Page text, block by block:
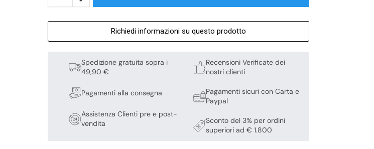
Richiedi informazioni su questo prodotto
Spedizione gratuita sopra i
49,90 €
Pagamenti alla consegna
Assistenza Clienti pre e post-
vendita
Recensioni Verificate dei
nostri clienti
Pagamenti sicuri con Carta e
Paypal
Sconto del 3% per ordini
superiori ad € 1.800